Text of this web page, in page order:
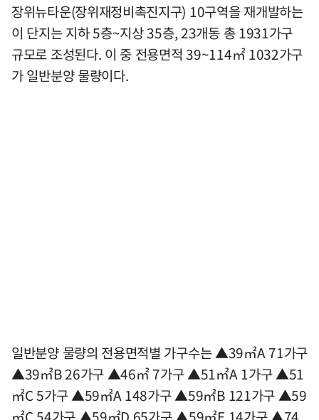
장위뉴타운(장위재정비촉진지구) 10구역을 재개발하는
이 단지는 지하 5층~지상 35층, 23개동 총 1931가구
규모로 조성된다. 이 중 전용면적 39~114㎡ 1032가구
가 일반분양 물량이다.
일반분양 물량의 전용면적별 가구수는 ▲39㎡A 71가구
▲39㎡B 26가구 ▲46㎡ 7가구 ▲51㎡A 1가구 ▲51
㎡C 5가구 ▲59㎡A 148가구 ▲59㎡B 121가구 ▲59